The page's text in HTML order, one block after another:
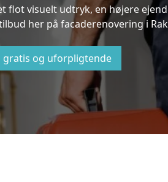
flot visuelt udtryk, en højere
her på facaderenovering i
gratis og uforpligtende